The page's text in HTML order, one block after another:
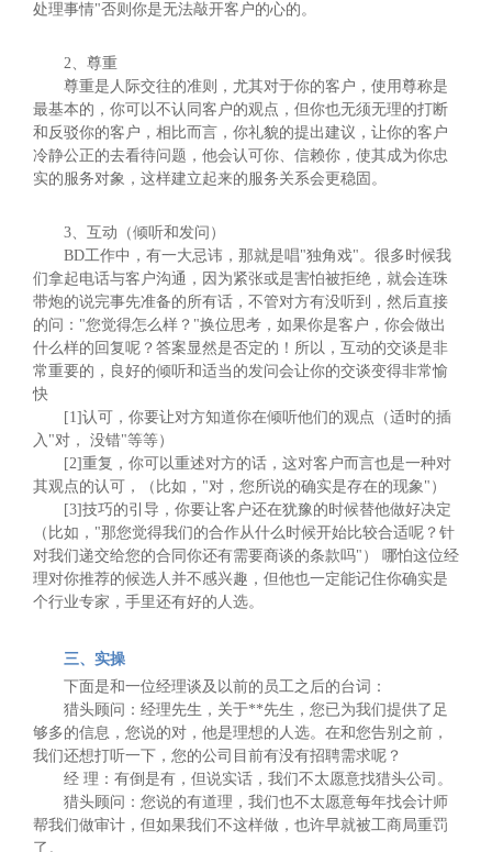
处理事情"否则你是无法敲开客户的心的。
2、尊重
尊重是人际交往的准则，尤其对于你的客户，使用尊称是
最基本的，你可以不认同客户的观点，但你也无须无理的打断
和反驳你的客户，相比而言，你礼貌的提出建议，让你的客户
冷静公正的去看待问题，他会认可你、信赖你，使其成为你忠
实的服务对象，这样建立起来的服务关系会更稳固。
3、互动（倾听和发问）
BD工作中，有一大忌讳，那就是唱"独角戏"。很多时候我
们拿起电话与客户沟通，因为紧张或是害怕被拒绝，就会连珠
带炮的说完事先准备的所有话，不管对方有没听到，然后直接
的问："您觉得怎么样？"换位思考，如果你是客户，你会做出
什么样的回复呢？答案显然是否定的！所以，互动的交谈是非
常重要的，良好的倾听和适当的发问会让你的交谈变得非常愉
快
[1]认可，你要让对方知道你在倾听他们的观点（适时的插
入"对， 没错"等等）
[2]重复，你可以重述对方的话，这对客户而言也是一种对
其观点的认可，（比如，"对，您所说的确实是存在的现象"）
[3]技巧的引导，你要让客户还在犹豫的时候替他做好决定
（比如，"那您觉得我们的合作从什么时候开始比较合适呢？针
对我们递交给您的合同你还有需要商谈的条款吗"） 哪怕这位经
理对你推荐的候选人并不感兴趣，但他也一定能记住你确实是
个行业专家，手里还有好的人选。
三、实操
下面是和一位经理谈及以前的员工之后的台词：
猎头顾问：经理先生，关于**先生，您已为我们提供了足
够多的信息，您说的对，他是理想的人选。在和您告别之前，
我们还想打听一下，您的公司目前有没有招聘需求呢？
经 理：有倒是有，但说实话，我们不太愿意找猎头公司。
猎头顾问：您说的有道理，我们也不太愿意每年找会计师
帮我们做审计，但如果我们不这样做，也许早就被工商局重罚
了。